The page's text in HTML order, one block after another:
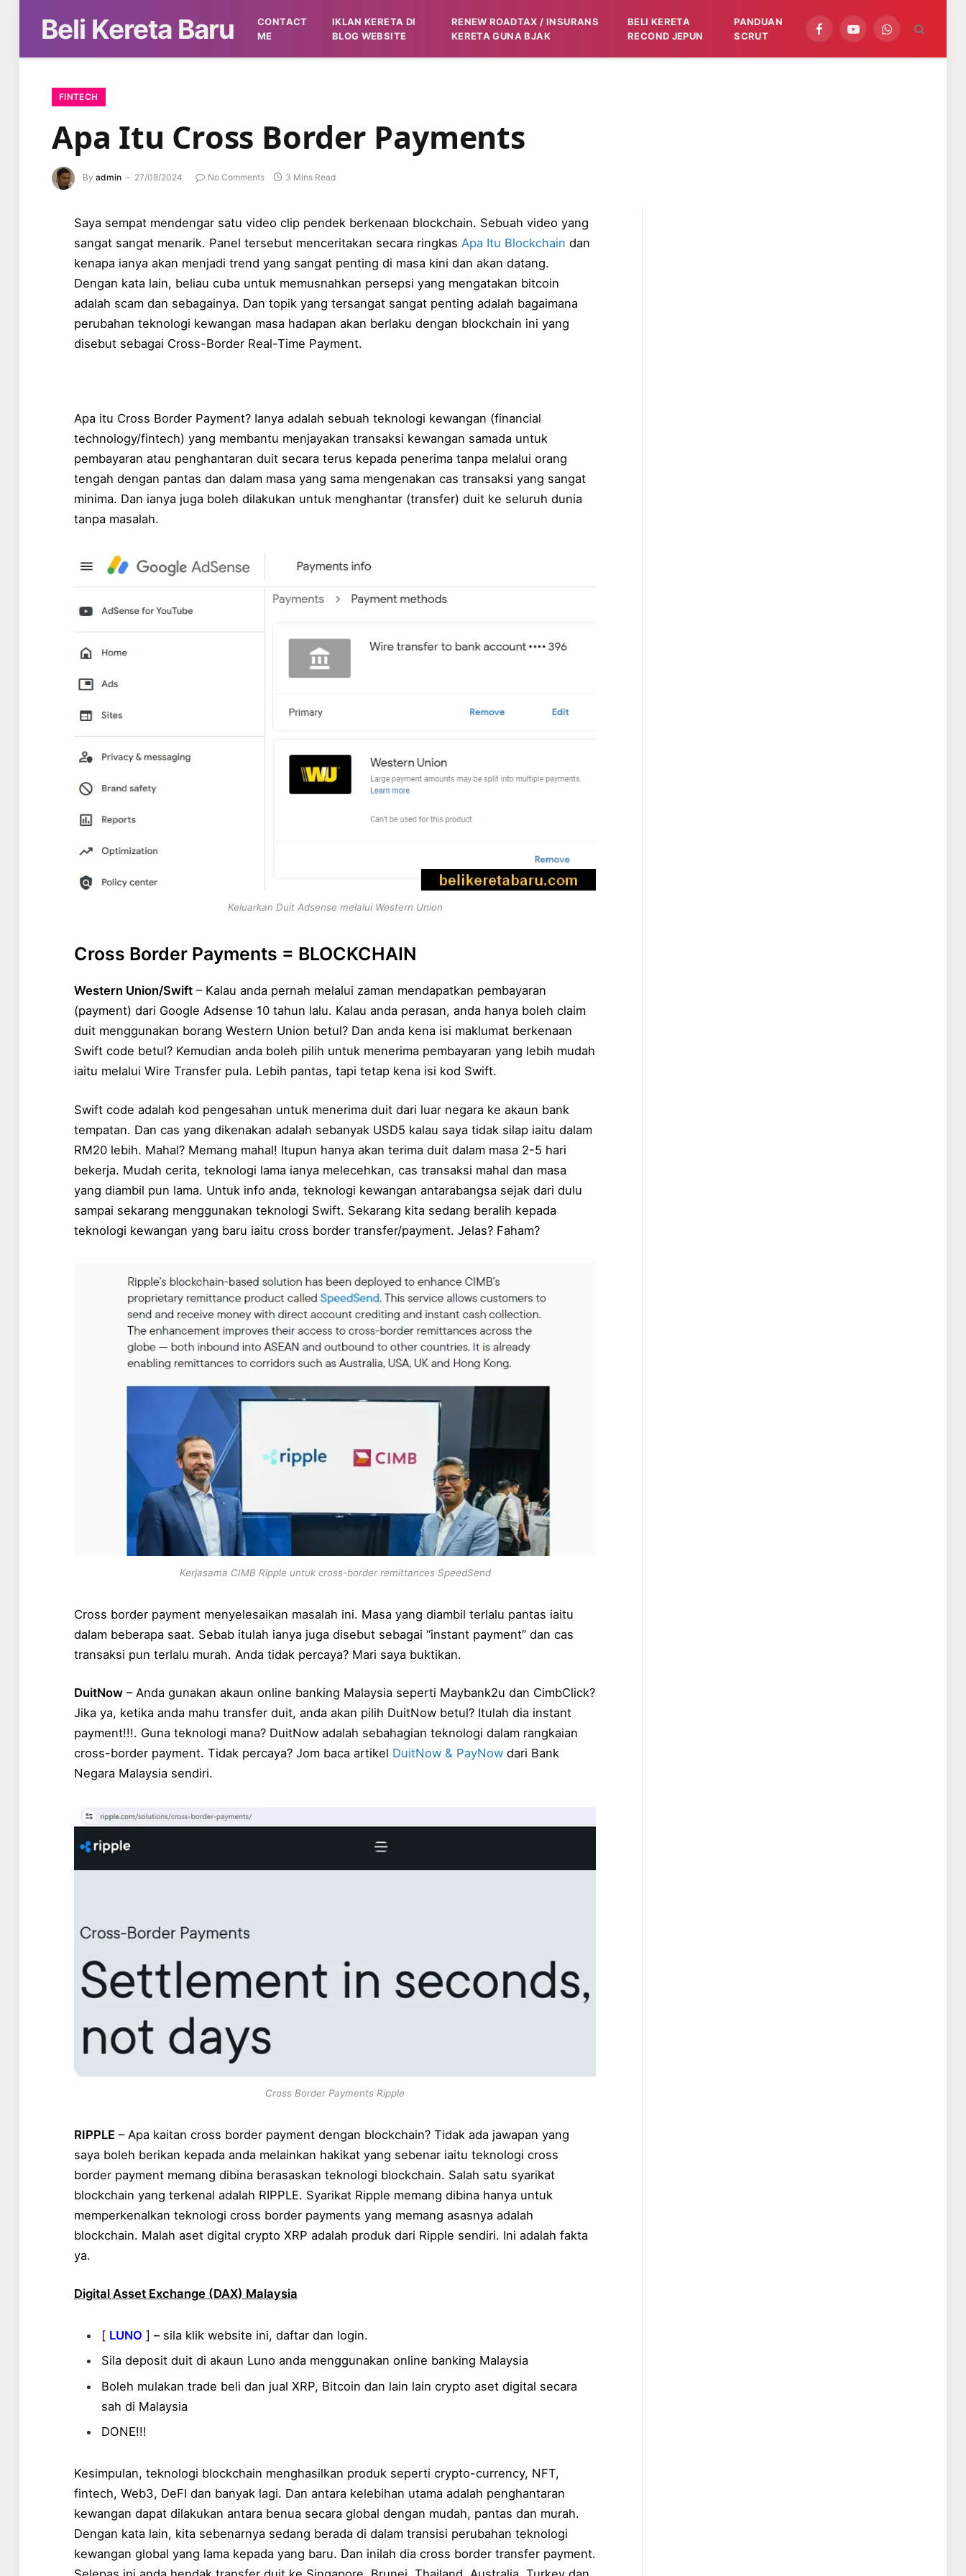
Beli Kereta Baru
CONTACT
ME
IKLAN KERETA DI
BLOG WEBSITE
RENEW ROADTAX / INSURANS
KERETA GUNA BJAK
BELI KERETA
RECOND JEPUN
PANDUAN
SCRUT
FacebookYouTubeWhatsApp
FINTECH
Apa Itu Cross Border Payments
By admin 27/08/2024 No Comments 3 Mins Read
Saya sempat mendengar satu video clip pendek berkenaan blockchain. Sebuah video yang
sangat sangat menarik. Panel tersebut menceritakan secara ringkas Apa Itu Blockchain dan
kenapa ianya akan menjadi trend yang sangat penting di masa kini dan akan datang.
Dengan kata lain, beliau cuba untuk memusnahkan persepsi yang mengatakan bitcoin
adalah scam dan sebagainya. Dan topik yang tersangat sangat penting adalah bagaimana
perubahan teknologi kewangan masa hadapan akan berlaku dengan blockchain ini yang
disebut sebagai Cross-Border Real-Time Payment.
Apa itu Cross Border Payment? Ianya adalah sebuah teknologi kewangan (financial
technology/fintech) yang membantu menjayakan transaksi kewangan samada untuk
pembayaran atau penghantaran duit secara terus kepada penerima tanpa melalui orang
tengah dengan pantas dan dalam masa yang sama mengenakan cas transaksi yang sangat
minima. Dan ianya juga boleh dilakukan untuk menghantar (transfer) duit ke seluruh dunia
tanpa masalah.
Keluarkan Duit Adsense melalui Western Union
Cross Border Payments = BLOCKCHAIN
Western Union/Swift – Kalau anda pernah melalui zaman mendapatkan pembayaran
(payment) dari Google Adsense 10 tahun lalu. Kalau anda perasan, anda hanya boleh claim
duit menggunakan borang Western Union betul? Dan anda kena isi maklumat berkenaan
Swift code betul? Kemudian anda boleh pilih untuk menerima pembayaran yang lebih mudah
iaitu melalui Wire Transfer pula. Lebih pantas, tapi tetap kena isi kod Swift.
Swift code adalah kod pengesahan untuk menerima duit dari luar negara ke akaun bank
tempatan. Dan cas yang dikenakan adalah sebanyak USD5 kalau saya tidak silap iaitu dalam
RM20 lebih. Mahal? Memang mahal! Itupun hanya akan terima duit dalam masa 2-5 hari
bekerja. Mudah cerita, teknologi lama ianya melecehkan, cas transaksi mahal dan masa
yang diambil pun lama. Untuk info anda, teknologi kewangan antarabangsa sejak dari dulu
sampai sekarang menggunakan teknologi Swift. Sekarang kita sedang beralih kepada
teknologi kewangan yang baru iaitu cross border transfer/payment. Jelas? Faham?
Kerjasama CIMB Ripple untuk cross-border remittances SpeedSend
Cross border payment menyelesaikan masalah ini. Masa yang diambil terlalu pantas iaitu
dalam beberapa saat. Sebab itulah ianya juga disebut sebagai “instant payment” dan cas
transaksi pun terlalu murah. Anda tidak percaya? Mari saya buktikan.
DuitNow – Anda gunakan akaun online banking Malaysia seperti Maybank2u dan CimbClick?
Jika ya, ketika anda mahu transfer duit, anda akan pilih DuitNow betul? Itulah dia instant
payment!!!. Guna teknologi mana? DuitNow adalah sebahagian teknologi dalam rangkaian
cross-border payment. Tidak percaya? Jom baca artikel DuitNow & PayNow dari Bank
Negara Malaysia sendiri.
Cross Border Payments Ripple
RIPPLE – Apa kaitan cross border payment dengan blockchain? Tidak ada jawapan yang
saya boleh berikan kepada anda melainkan hakikat yang sebenar iaitu teknologi cross
border payment memang dibina berasaskan teknologi blockchain. Salah satu syarikat
blockchain yang terkenal adalah RIPPLE. Syarikat Ripple memang dibina hanya untuk
memperkenalkan teknologi cross border payments yang memang asasnya adalah
blockchain. Malah aset digital crypto XRP adalah produk dari Ripple sendiri. Ini adalah fakta
ya.
Digital Asset Exchange (DAX) Malaysia
[ LUNO ] – sila klik website ini, daftar dan login.
Sila deposit duit di akaun Luno anda menggunakan online banking Malaysia
Boleh mulakan trade beli dan jual XRP, Bitcoin dan lain lain crypto aset digital secara
sah di Malaysia
DONE!!!
Kesimpulan, teknologi blockchain menghasilkan produk seperti crypto-currency, NFT,
fintech, Web3, DeFI dan banyak lagi. Dan antara kelebihan utama adalah penghantaran
kewangan dapat dilakukan antara benua secara global dengan mudah, pantas dan murah.
Dengan kata lain, kita sebenarnya sedang berada di dalam transisi perubahan teknologi
kewangan global yang lama kepada yang baru. Dan inilah dia cross border transfer payment.